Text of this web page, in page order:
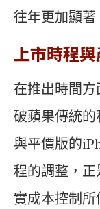
往年更加顯著
上市時程
在推出時間
破蘋果傳統
與平價版的
程的調整，
實成本控制